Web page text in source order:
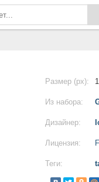
Размер (px):
Из набора:
Дизайнер:
Лицензия:
Теги: